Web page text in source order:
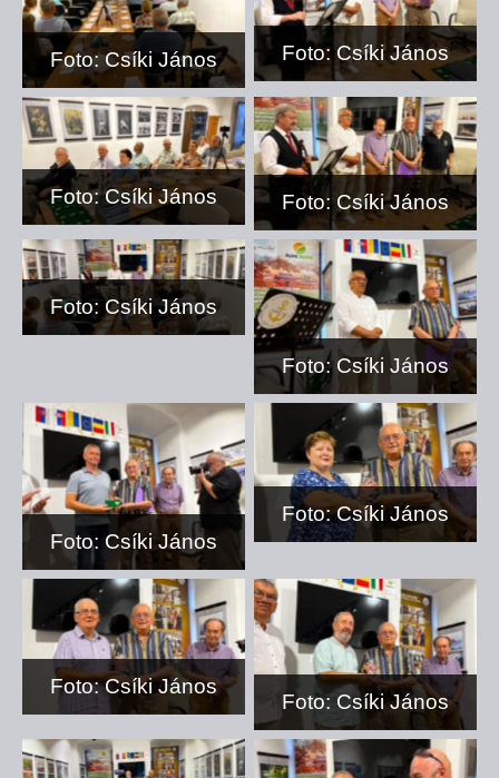
Foto: Csíki János Foto: Csíki János
Foto: Csíki János Foto: Csíki János
Foto: Csíki János
Foto: Csíki János
Foto: Csíki János
Foto: Csíki János
Foto: Csíki János
Foto: Csíki János